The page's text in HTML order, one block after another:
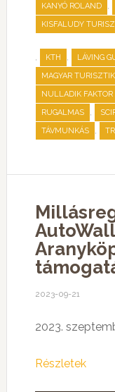
KANYÓ ROLAND ,
KISFALUDY
, KTH , LÁVING
MAGYAR
NULLADIK FAKTOR
RUGALMAS ,
TÁVMUNKÁS ,
2023-09-21
2023.
Részletek